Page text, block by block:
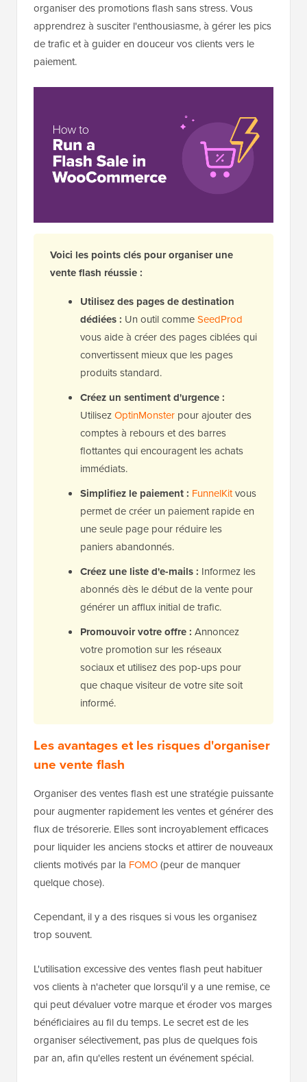
organiser des promotions flash sans stress. Vous
apprendrez à susciter l'enthousiasme, à gérer les pics
de trafic et à guider en douceur vos clients vers le
paiement.
Voici les points clés pour organiser une
vente flash réussie :
Utilisez des pages de destination
dédiées : Un outil commeSeedProd
vous aide à créer des pages ciblées qui
convertissent mieux que les pages
produits standard.
Créez un sentiment d'urgence :
UtilisezOptinMonster pour ajouter des
comptes à rebours et des barres
flottantes qui encouragent les achats
immédiats.
Simplifiez le paiement : FunnelKitvous
permet de créer un paiement rapide en
une seule page pour réduire les
paniers abandonnés.
Créez une liste d'e-mails : Informez les
abonnés dès le début de la vente pour
générer un afflux initial de trafic.
Promouvoir votre offre : Annoncez
votre promotion sur les réseaux
sociaux et utilisez des pop-ups pour
que chaque visiteur de votre site soit
informé.
Les avantages et les risques d'organiser
une vente flash
Organiser des ventes flash est une stratégie puissante
pour augmenter rapidement les ventes et générer des
flux de trésorerie. Elles sont incroyablement efficaces
pour liquider les anciens stocks et attirer de nouveaux
clients motivés par la FOMO(peur de manquer
quelque chose).
Cependant, il y a des risques si vous les organisez
trop souvent.
L'utilisation excessive des ventes flash peut habituer
vos clients à n'acheter que lorsqu'il y a une remise, ce
qui peut dévaluer votre marque et éroder vos marges
bénéficiaires au fil du temps. Le secret est de les
organiser sélectivement, pas plus de quelques fois
par an, afin qu'elles restent un événement spécial.